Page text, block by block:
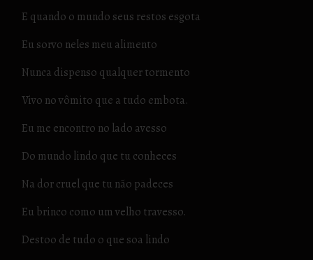
E quando o mundo seus restos esgota
Eu sorvo neles meu alimento
Nunca dispenso qualquer tormento
Vivo no vômito que a tudo embota.
Eu me encontro no lado avesso
Do mundo lindo que tu conheces
Na dor cruel que tu não padeces
Eu brinco como um velho travesso.
Destoo de tudo o que soa lindo